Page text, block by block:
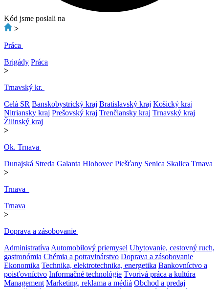
Kód jsme poslali na
>
Práca
Brigády Práca
>
Trnavský kr.
Celá SR Banskobystrický kraj Bratislavský kraj Košický kraj
Nitriansky kraj Prešovský kraj Trenčiansky kraj Trnavský kraj
Žilinský kraj
>
Ok. Trnava
Dunajská Streda Galanta Hlohovec Piešťany Senica Skalica Trnava
>
Trnava
Trnava
>
Doprava a zásobovanie
AdministratívaAutomobilový priemysel Ubytovanie, cestovný ruch,
gastronómia Chémia a potravinárstvo Doprava a zásobovanie
Ekonomika Technika, elektrotechnika, energetika Bankovníctvo a
poisťovníctvo Informačné technológie Tvorivá práca a kultúra
Management Marketing, reklama a médiá Obchod a predaj